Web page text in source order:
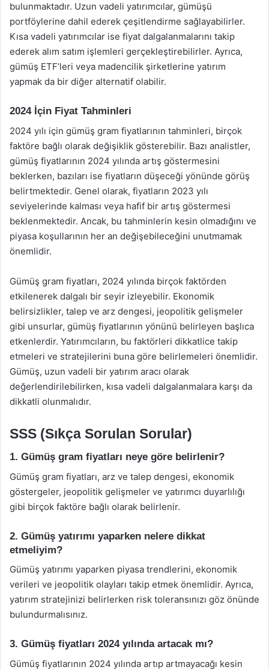
bulunmaktadır. Uzun vadeli yatırımcılar, gümüşü
portföylerine dahil ederek çeşitlendirme sağlayabilirler.
Kısa vadeli yatırımcılar ise fiyat dalgalanmalarını takip
ederek alım satım işlemleri gerçekleştirebilirler. Ayrıca,
gümüş ETF’leri veya madencilik şirketlerine yatırım
yapmak da bir diğer alternatif olabilir.
2024 İçin Fiyat Tahminleri
2024 yılı için gümüş gram fiyatlarının tahminleri, birçok
faktöre bağlı olarak değişiklik gösterebilir. Bazı analistler,
gümüş fiyatlarının 2024 yılında artış göstermesini
beklerken, bazıları ise fiyatların düşeceği yönünde görüş
belirtmektedir. Genel olarak, fiyatların 2023 yılı
seviyelerinde kalması veya hafif bir artış göstermesi
beklenmektedir. Ancak, bu tahminlerin kesin olmadığını ve
piyasa koşullarının her an değişebileceğini unutmamak
önemlidir.
Gümüş gram fiyatları, 2024 yılında birçok faktörden
etkilenerek dalgalı bir seyir izleyebilir. Ekonomik
belirsizlikler, talep ve arz dengesi, jeopolitik gelişmeler
gibi unsurlar, gümüş fiyatlarının yönünü belirleyen başlıca
etkenlerdir. Yatırımcıların, bu faktörleri dikkatlice takip
etmeleri ve stratejilerini buna göre belirlemeleri önemlidir.
Gümüş, uzun vadeli bir yatırım aracı olarak
değerlendirilebilirken, kısa vadeli dalgalanmalara karşı da
dikkatli olunmalıdır.
SSS (Sıkça Sorulan Sorular)
1. Gümüş gram fiyatları neye göre belirlenir?
Gümüş gram fiyatları, arz ve talep dengesi, ekonomik
göstergeler, jeopolitik gelişmeler ve yatırımcı duyarlılığı
gibi birçok faktöre bağlı olarak belirlenir.
2. Gümüş yatırımı yaparken nelere dikkat
etmeliyim?
Gümüş yatırımı yaparken piyasa trendlerini, ekonomik
verileri ve jeopolitik olayları takip etmek önemlidir. Ayrıca,
yatırım stratejinizi belirlerken risk toleransınızı göz önünde
bulundurmalısınız.
3. Gümüş fiyatları 2024 yılında artacak mı?
Gümüş fiyatlarının 2024 yılında artıp artmayacağı kesin